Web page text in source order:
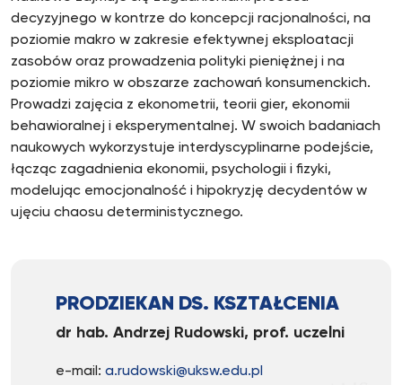
decyzyjnego w kontrze do koncepcji racjonalności, na
poziomie makro w zakresie efektywnej eksploatacji
zasobów oraz prowadzenia polityki pieniężnej i na
poziomie mikro w obszarze zachowań konsumenckich.
Prowadzi zajęcia z ekonometrii, teorii gier, ekonomii
behawioralnej i eksperymentalnej. W swoich badaniach
naukowych wykorzystuje interdyscyplinarne podejście,
łącząc zagadnienia ekonomii, psychologii i fizyki,
modelując emocjonalność i hipokryzję decydentów w
ujęciu chaosu deterministycznego.
PRODZIEKAN DS. KSZTAŁCENIA
dr hab. Andrzej Rudowski, prof. uczelni
e-mail: a.rudowski@uksw.edu.pl